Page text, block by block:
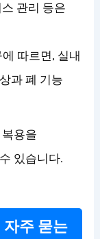
관리 등은
따르면, 실내
과 폐 기능
용을
있습니다.
자주 묻는